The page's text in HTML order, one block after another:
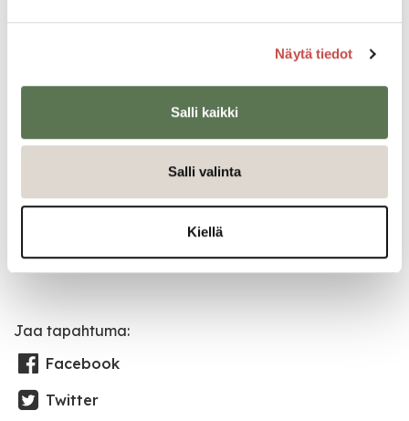
Näytä tiedot
Salli kaikki
Salli valinta
Kiellä
Digibuusti!-hanke yhdessä yhteistyökumppaneiden
Tapahtumapaikka
Uuraistentie 1167, 41270 Lannevesi
Jaa tapahtuma:
Facebook
Twitter